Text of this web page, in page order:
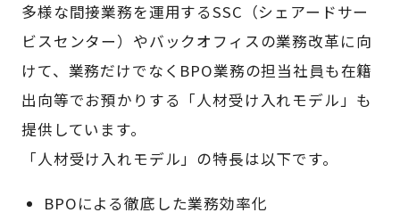
多様な間接業務を運用するSSC（シェアードサー
ビスセンター）やバックオフィスの業務改革に向
けて、業務だけでなくBPO業務の担当社員も在籍
出向等でお預かりする「人材受け入れモデル」も
提供しています。
「人材受け入れモデル」の特長は以下です。
BPOによる徹底した業務効率化